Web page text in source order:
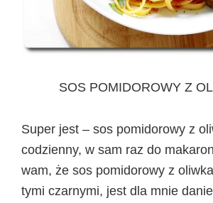
SOS POMIDOROWY Z
Super jest – sos pomidorowy z
codzienny, w sam raz do
wam, że sos pomidorowy z
tymi czarnymi, jest dla mnie